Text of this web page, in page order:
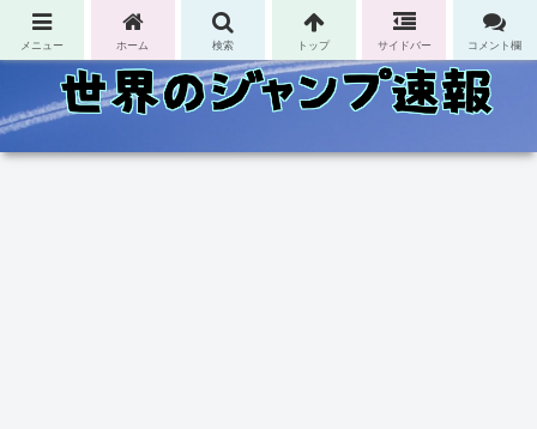
コンテンツへスキップ
メニュー ホーム 検索 トップ サイドバー コメント欄